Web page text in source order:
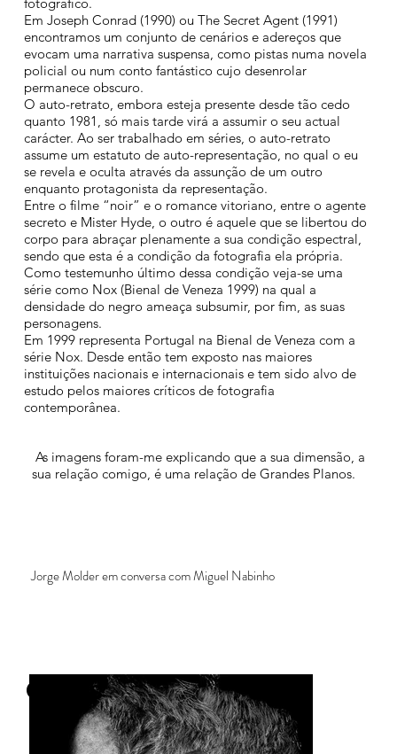
Obras
Em Joseph Conrad (1990) ou The Secret Agent (1991)
encontramos um conjunto de cenários e adereços que
evocam uma narrativa suspensa, como pistas numa novela
policial ou num conto fantástico cujo desenrolar
permanece obscuro.
O auto-retrato, embora esteja presente desde tão cedo
quanto 1981, só mais tarde virá a assumir o seu actual
carácter. Ao ser trabalhado em séries, o auto-retrato
assume um estatuto de auto-representação, no qual o eu
se revela e oculta através da assunção de um outro
enquanto protagonista da representação.
Entre o filme “noir” e o romance vitoriano, entre o agente
secreto e Mister Hyde, o outro é aquele que se libertou do
corpo para abraçar plenamente a sua condição espectral,
sendo que esta é a condição da fotografia ela própria.
Como testemunho último dessa condição veja-se uma
série como Nox (Bienal de Veneza 1999) na qual a
densidade do negro ameaça subsumir, por fim, as suas
personagens.
Em 1999 representa Portugal na Bienal de Veneza com a
série Nox. Desde então tem exposto nas maiores
instituições nacionais e internacionais e tem sido alvo de
estudo pelos maiores críticos de fotografia
contemporânea.
As imagens foram-me explicando que a sua dimensão, a
sua relação comigo, é uma relação de Grandes Planos.
Jorge Molder em conversa com Miguel Nabinho